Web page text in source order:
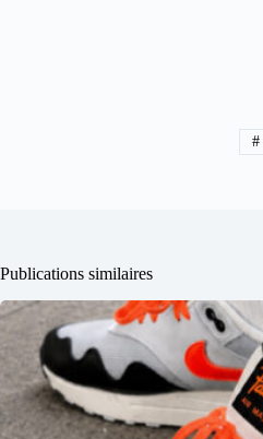
#
Publications similaires